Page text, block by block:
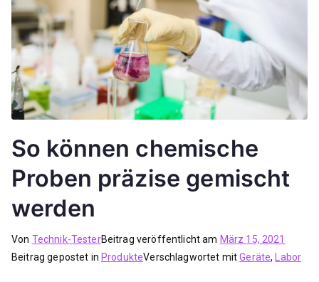
So können chemische
Proben präzise gemischt
werden
Von Technik-TesterBeitrag veröffentlicht am März 15, 2021
Beitrag gepostet inProdukteVerschlagwortet mitGeräte,Labor